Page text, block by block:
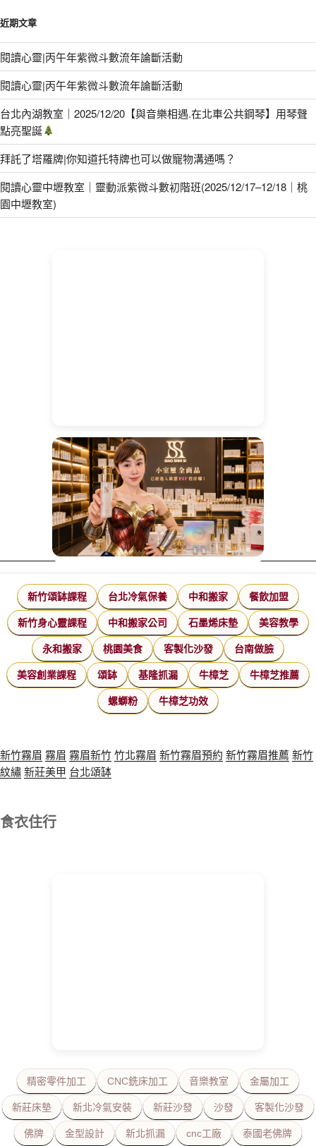
近期文章
閱讀心靈|丙午年紫微斗數流年論斷活動
閱讀心靈|丙午年紫微斗數流年論斷活動
台北內湖教室｜2025/12/20【與音樂相遇.在北車公共鋼琴】用琴聲
點亮聖誕
拜託了塔羅牌|你知道托特牌也可以做寵物溝通嗎？
閱讀心靈中壢教室｜靈動派紫微斗數初階班(2025/12/17–12/18｜桃
園中壢教室)
新竹頌缽課程 台北冷氣保養 中和搬家 餐飲加盟
新竹身心靈課程 中和搬家公司 石墨烯床墊 美容教學
永和搬家 桃園美食 客製化沙發 台南做臉
美容創業課程 頌缽 基隆抓漏 牛樟芝 牛樟芝推薦
螺螄粉 牛樟芝功效
新竹霧眉 霧眉 霧眉新竹竹北霧眉 新竹霧眉預約 新竹霧眉推薦 新竹
紋繡新莊美甲 台北頌缽
食衣住行
精密零件加工 CNC銑床加工 音樂教室 金屬加工
新莊床墊 新北冷氣安裝 新莊沙發 沙發 客製化沙發
佛牌 金型設計 新北抓漏 cnc工廠 泰國老佛牌